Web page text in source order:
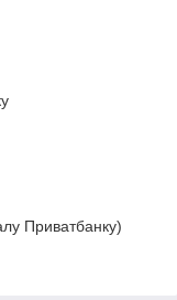
Приватбанку)